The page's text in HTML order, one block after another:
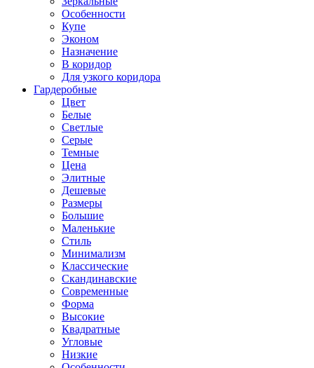
Особенности
Купе
Эконом
Назначение
В коридор
Для узкого коридора
Гардеробные
Цвет
Белые
Светлые
Серые
Темные
Цена
Элитные
Дешевые
Размеры
Большие
Маленькие
Стиль
Минимализм
Классические
Скандинавские
Современные
Форма
Высокие
Квадратные
Угловые
Низкие